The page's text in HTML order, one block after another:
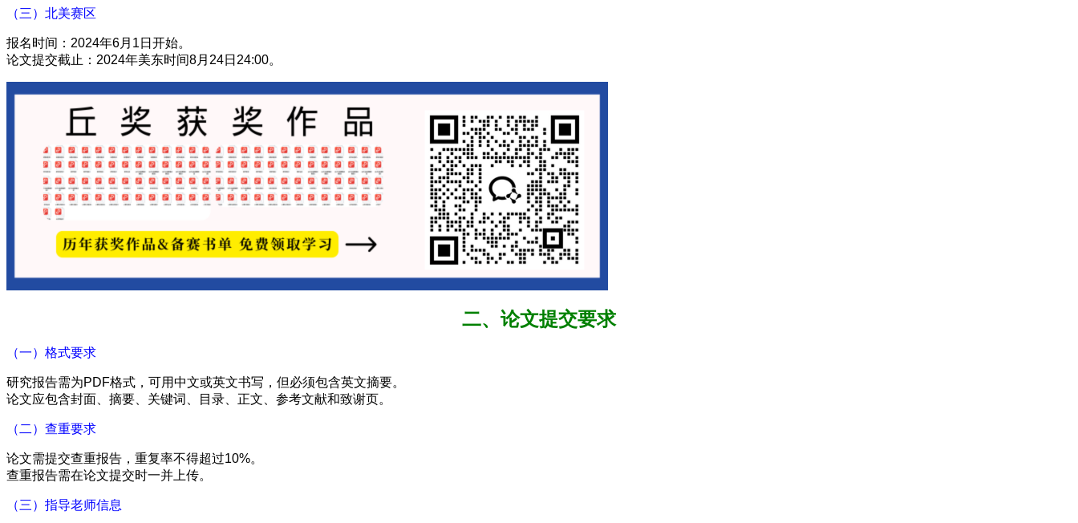
（三）北美赛区
报名时间：2024年6月1日开始。
论文提交截止：2024年美东时间8月24日24:00。
二、论文提交要求
（一）格式要求
研究报告需为PDF格式，可用中文或英文书写，但必须包含英文摘要。
论文应包含封面、摘要、关键词、目录、正文、参考文献和致谢页。
（二）查重要求
论文需提交查重报告，重复率不得超过10%。
查重报告需在论文提交时一并上传。
（三）指导老师信息